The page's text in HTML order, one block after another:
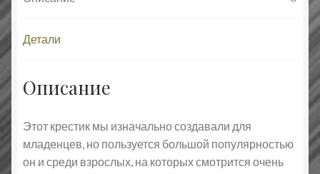
Детали
Описание
Этот крестик мы изначально создавали для
младенцев, но пользуется большой популярностью
он и среди взрослых, на которых смотрится очень